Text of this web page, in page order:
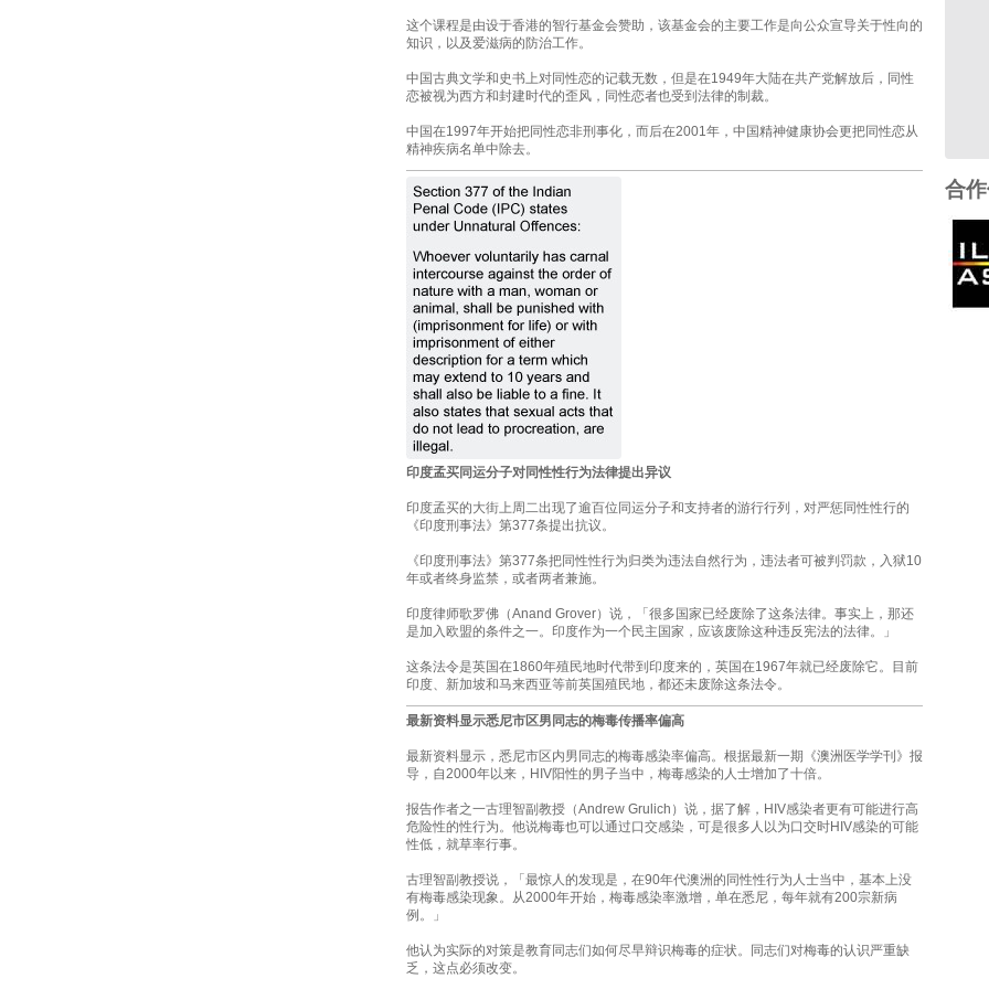
这个课程是由设于香港的智行基金会赞助，该基金会的主要工作是向公众宣导关于性向的
知识，以及爱滋病的防治工作。
中国古典文学和史书上对同性恋的记载无数，但是在1949年大陆在共产党解放后，同性
恋被视为西方和封建时代的歪风，同性恋者也受到法律的制裁。
中国在1997年开始把同性恋非刑事化，而后在2001年，中国精神健康协会更把同性恋从
精神疾病名单中除去。
印度孟买同运分子对同性性行为法律提出异议
印度孟买的大街上周二出现了逾百位同运分子和支持者的游行行列，对严惩同性性行的
《印度刑事法》第377条提出抗议。
《印度刑事法》第377条把同性性行为归类为违法自然行为，违法者可被判罚款，入狱10
年或者终身监禁，或者两者兼施。
印度律师歌罗佛（Anand Grover）说，「很多国家已经废除了这条法律。事实上，那还
是加入欧盟的条件之一。印度作为一个民主国家，应该废除这种违反宪法的法律。」
这条法令是英国在1860年殖民地时代带到印度来的，英国在1967年就已经废除它。目前
印度、新加坡和马来西亚等前英国殖民地，都还未废除这条法令。
最新资料显示悉尼市区男同志的梅毒传播率偏高
最新资料显示，悉尼市区内男同志的梅毒感染率偏高。根据最新一期《澳洲医学学刊》报
导，自2000年以来，HIV阳性的男子当中，梅毒感染的人士增加了十倍。
报告作者之一古理智副教授（Andrew Grulich）说，据了解，HIV感染者更有可能进行高
危险性的性行为。他说梅毒也可以通过口交感染，可是很多人以为口交时HIV感染的可能
性低，就草率行事。
古理智副教授说，「最惊人的发现是，在90年代澳洲的同性性行为人士当中，基本上没
有梅毒感染现象。从2000年开始，梅毒感染率激增，单在悉尼，每年就有200宗新病
例。」
他认为实际的对策是教育同志们如何尽早辩识梅毒的症状。同志们对梅毒的认识严重缺
乏，这点必须改变。
合